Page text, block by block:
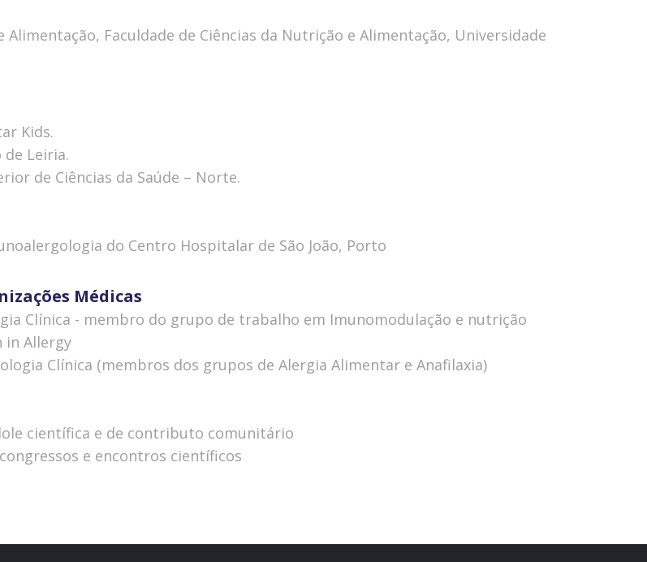
Faculdade de Ciências da Nutrição e Alimentação, Universidade
Kids.
de Leiria.
de Ciências da Saúde – Norte.
do Centro Hospitalar de São João, Porto
Médicas
Clínica - membro do grupo de trabalho em Imunomodulação e nutrição
Allergy
Clínica (membros dos grupos de Alergia Alimentar e Anafilaxia)
científica e de contributo comunitário
e encontros científicos